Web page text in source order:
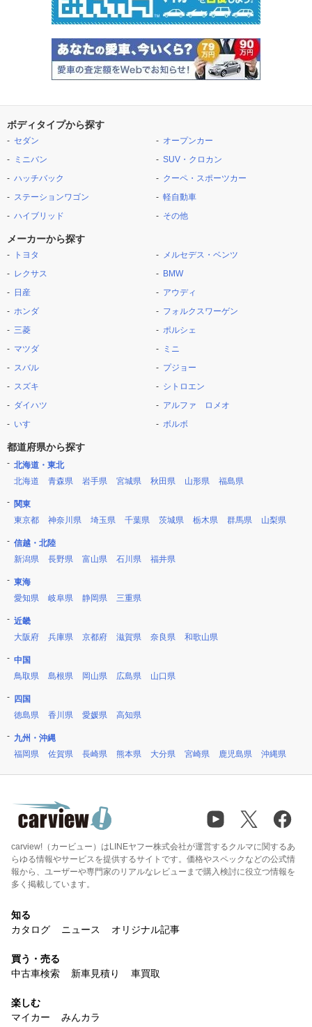
ボディタイプから探す
セダン
ミニバン
ハッチバック
ステーションワゴン
ハイブリッド
オープンカー
SUV・クロカン
クーペ・スポーツカー
軽自動車
その他
メーカーから探す
トヨタ
レクサス
日産
ホンダ
三菱
マツダ
スバル
スズキ
ダイハツ
いすゞ
メルセデス・ベンツ
BMW
アウディ
フォルクスワーゲン
ポルシェ
ミニ
プジョー
シトロエン
アルファ ロメオ
ボルボ
都道府県から探す
北海道・東北
北海道
青森県 岩手県 宮城県 秋田県 山形県 福島県
関東
東京都
神奈川県 埼玉県 千葉県 茨城県 栃木県 群馬県 山梨県
信越・北陸
新潟県
長野県 富山県 石川県 福井県
東海
愛知県
岐阜県 静岡県 三重県
近畿
大阪府
兵庫県 京都府 滋賀県 奈良県 和歌山県
中国
鳥取県
島根県 岡山県 広島県 山口県
四国
徳島県
香川県 愛媛県 高知県
九州・沖縄
福岡県
佐賀県 長崎県 熊本県 大分県 宮崎県 鹿児島県 沖縄県
carview!（カービュー）はLINEヤフー株式会社が運営するクルマに関するあ
らゆる情報やサービスを提供するサイトです。価格やスペックなどの公式情
報から、ユーザーや専門家のリアルなレビューまで購入検討に役立つ情報を
多く掲載しています。
知る
カタログ
ニュース オリジナル記事
買う・売る
中古車検索
新車見積り 車買取
楽しむ
マイカー
みんカラ